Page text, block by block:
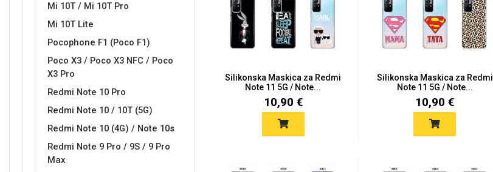
Mi 10T / Mi 10T Pro
Mi 10T Lite
Pocophone F1 (Poco F1)
Poco X3 / Poco X3 NFC / Poco
X3 Pro
Redmi Note 10 Pro
Redmi Note 10 / 10T (5G)
Redmi Note 10 (4G) / Note 10s
Redmi Note 9 Pro / 9S / 9 Pro
Max
Silikonska Maskica za Redmi
Note 11 5G / Note...
10,90 €
Silikonska Maskica za Redmi
Note 11 5G / Note...
10,90 €
Obiteljski motivi